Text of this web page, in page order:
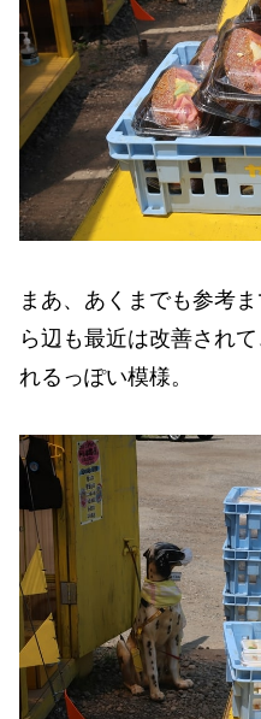
まあ、あくまでも参考
ら辺も最近は改善され
れるっぽい模様。